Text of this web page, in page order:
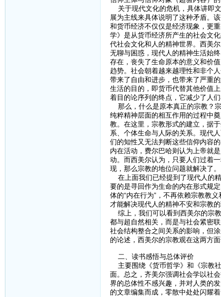
关于现代文化的危机，具体讲即
展为主线来具体说明了这种矛盾。
和货币经济不仅仅是经济现象，更
学》是从货币经济所产生的社会文
代社会文化和人的精神世界。西美
无聊与困惑，现代人的精神生活始
存在，丧失了生命原本的意义和价
趋势。社会朝着越来越理性和非个
带来了自由和进步，也带来了严重
生活的目的，即货币代替其他价值
着目的论序列的终点，它减少了人
那么，什么是原本真正的宗教？
纯粹精神层面的相互作用的过程中
教。在这里，宗教形式的建立，据
系、个体生命与人际的关系。现代
们的知性又无法判断这些信仰内容
内在活动，费尔巴哈则认为上帝就
动。而西美尔认为，只要人们过着
现，那么宗教的地位问题就解决了。
在上面我们已经提到了现代人的
要的是寻回作为生命的内在形式规
体的“内在行为”，不再依赖宗教教
才能解决现代人的精神不安和宗教
综上，我们可以看到西美尔的宗
都与超自然相关，而是与社会紧密
社会结构整合之间关系的影响，但
的论述，西美尔的宗教观在这两方
二、读书感悟与总体评价
主要围绕《货币哲学》和《宗教
面。总之，齐美尔强调社会学以社
界的总体性不感兴趣，并对人类的
的文章编集而成，零散中处处闪耀